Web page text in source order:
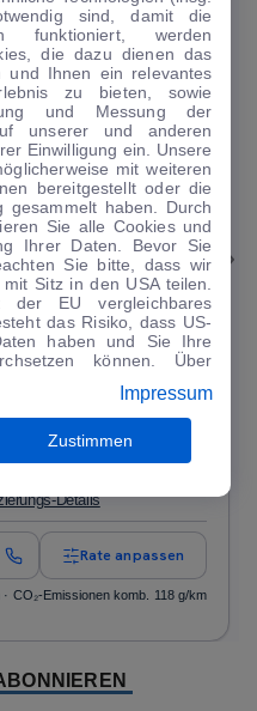
3
Guter Preis
Details
Rate anpassen
CO₂-Emissionen komb. 118 g/km
sind, damit die
funktioniert, werden
die dazu dienen das
und Ihnen ein relevantes
zu bieten, sowie
und Messung der
unserer und anderen
Einwilligung ein. Unsere
mit weiteren
bereitgestellt oder die
haben. Durch
Sie alle Cookies und
Ihrer Daten. Bevor Sie
Sie bitte, dass wir
Sitz in den USA teilen.
EU vergleichbares
das Risiko, dass US-
haben und Sie Ihre
können. Über
jederzeit im Bereich
Informationen finden
.
Impressum
Zustimmen